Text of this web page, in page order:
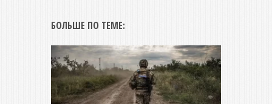
БОЛЬШЕ ПО ТЕМЕ: